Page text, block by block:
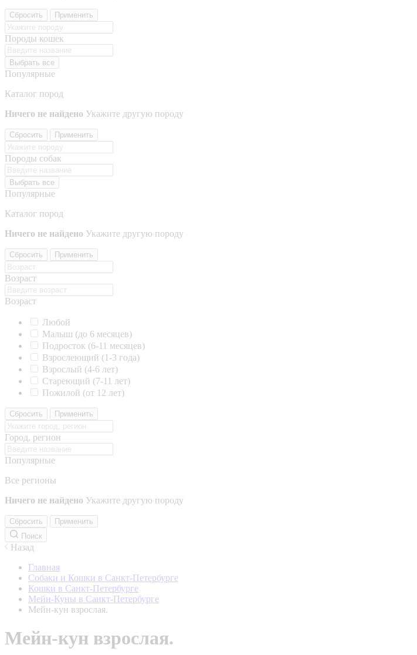
Сбросить Применить
Породы кошек
Выбрать все
Популярные
Каталог пород
Ничего не найдено Укажите другую породу
Сбросить Применить
Породы собак
Выбрать все
Популярные
Каталог пород
Ничего не найдено Укажите другую породу
Сбросить Применить
Возраст
Возраст
Любой
Малыш (до 6 месяцев)
Подросток (6-11 месяцев)
Взрослеющий (1-3 года)
Взрослый (4-6 лет)
Стареющий (7-11 лет)
Пожилой (от 12 лет)
Сбросить Применить
Город, регион
Популярные
Все регионы
Ничего не найдено Укажите другую породу
Сбросить
Применить
Поиск
Назад
Главная
Собаки и Кошки в Санкт-Петербурге
Кошки в Санкт-Петербурге
Мейн-Куны в Санкт-Петербурге
Мейн-кун взрослая.
Мейн-кун взрослая.